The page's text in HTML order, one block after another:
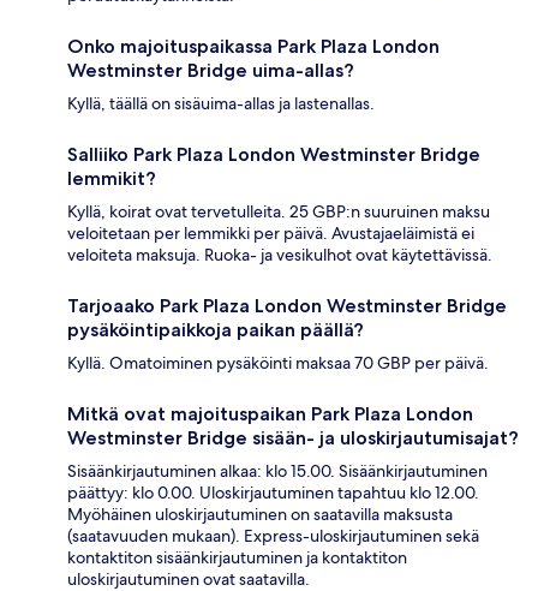
Onko majoituspaikassa Park Plaza London
Westminster Bridge uima-allas?
Kyllä, täällä on sisäuima-allas ja lastenallas.
Salliiko Park Plaza London Westminster Bridge
lemmikit?
Kyllä, koirat ovat tervetulleita. 25 GBP:n suuruinen maksu
veloitetaan per lemmikki per päivä. Avustajaeläimistä ei
veloiteta maksuja. Ruoka- ja vesikulhot ovat käytettävissä.
Tarjoaako Park Plaza London Westminster Bridge
pysäköintipaikkoja paikan päällä?
Kyllä. Omatoiminen pysäköinti maksaa 70 GBP per päivä.
Mitkä ovat majoituspaikan Park Plaza London
Westminster Bridge sisään- ja uloskirjautumisajat?
Sisäänkirjautuminen alkaa: klo 15.00. Sisäänkirjautuminen
päättyy: klo 0.00. Uloskirjautuminen tapahtuu klo 12.00.
Myöhäinen uloskirjautuminen on saatavilla maksusta
(saatavuuden mukaan). Express-uloskirjautuminen sekä
kontaktiton sisäänkirjautuminen ja kontaktiton
uloskirjautuminen ovat saatavilla.